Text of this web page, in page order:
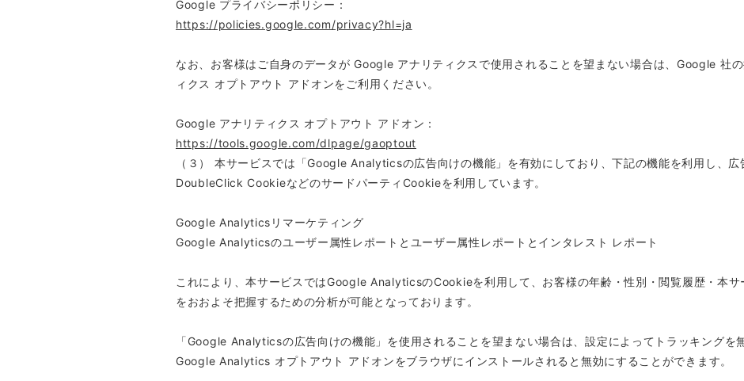
Google プライバシーポリシー：
https://policies.google.com/privacy?hl=ja
なお、お客様はご自身のデータが Google アナリティクスで使用されることを望まない場合は、Google 社
ィクス オプトアウト アドオンをご利用ください。
Google アナリティクス オプトアウト アドオン：
https://tools.google.com/dlpage/gaoptout
（３） 本サービスでは「Google Analyticsの広告向けの機能」を有効にしており、下記の機能を利用し、広
DoubleClick CookieなどのサードパーティCookieを利用しています。
Google Analyticsリマーケティング
Google Analyticsのユーザー属性レポートとユーザー属性レポートとインタレスト レポート
これにより、本サービスではGoogle AnalyticsのCookieを利用して、お客様の年齢・性別・閲覧履歴・本サ
をおおよそ把握するための分析が可能となっております。
「Google Analyticsの広告向けの機能」を使用されることを望まない場合は、設定によってトラッキングを
Google Analytics オプトアウト アドオンをブラウザにインストールされると無効にすることができます。